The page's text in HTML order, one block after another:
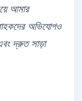
আমার
অভিযোগও
দ্রুত সাড়া